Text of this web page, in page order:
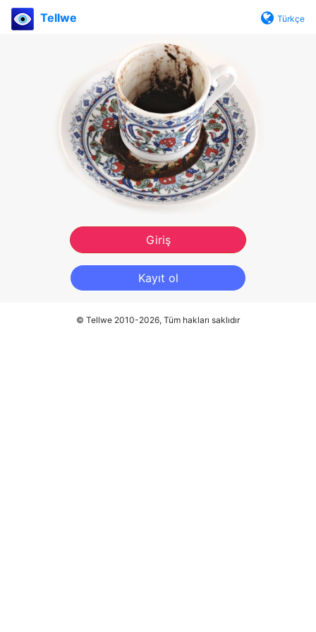
Tellwe Türkçe
Giriş
Kayıt ol
© Tellwe 2010-2026, Tüm hakları saklıdır